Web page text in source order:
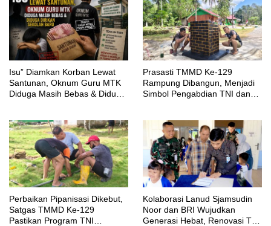
‎Isu” Diamkan Korban Lewat
Santunan, Oknum Guru MTK
Diduga Masih Bebas & Diduga
Prasasti TMMD Ke-129
Rampung Dibangun, Menjadi
Simbol Pengabdian TNI dan
Perbaikan Pipanisasi Dikebut,
Satgas TMMD Ke-129
Pastikan Program TNI
Kolaborasi Lanud Sjamsudin
Noor dan BRI Wujudkan
Generasi Hebat, Renovasi TK